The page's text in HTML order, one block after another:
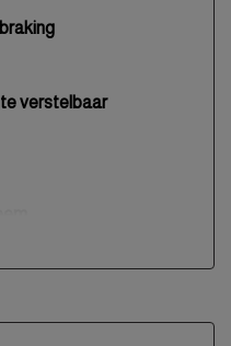
verstelbaar